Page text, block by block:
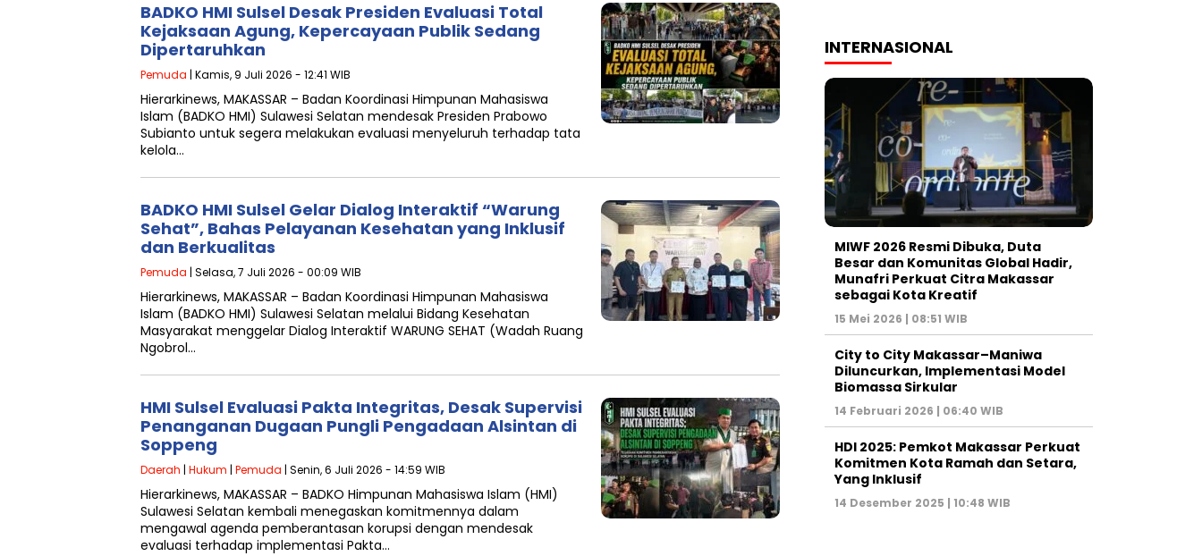
BADKO HMI Sulsel Desak Presiden Evaluasi Total
Kejaksaan Agung, Kepercayaan Publik Sedang
Dipertaruhkan
Pemuda | Kamis, 9 Juli 2026 - 12:41 WIB
Hierarkinews, MAKASSAR – Badan Koordinasi Himpunan Mahasiswa
Islam (BADKO HMI) Sulawesi Selatan mendesak Presiden Prabowo
Subianto untuk segera melakukan evaluasi menyeluruh terhadap tata
kelola…
BADKO HMI Sulsel Gelar Dialog Interaktif “Warung
Sehat”, Bahas Pelayanan Kesehatan yang Inklusif
dan Berkualitas
Pemuda | Selasa, 7 Juli 2026 - 00:09 WIB
Hierarkinews, MAKASSAR – Badan Koordinasi Himpunan Mahasiswa
Islam (BADKO HMI) Sulawesi Selatan melalui Bidang Kesehatan
Masyarakat menggelar Dialog Interaktif WARUNG SEHAT (Wadah Ruang
Ngobrol…
HMI Sulsel Evaluasi Pakta Integritas, Desak Supervisi
Penanganan Dugaan Pungli Pengadaan Alsintan di
Soppeng
Daerah | Hukum | Pemuda | Senin, 6 Juli 2026 - 14:59 WIB
Hierarkinews, MAKASSAR – BADKO Himpunan Mahasiswa Islam (HMI)
Sulawesi Selatan kembali menegaskan komitmennya dalam
mengawal agenda pemberantasan korupsi dengan mendesak
evaluasi terhadap implementasi Pakta…
INTERNASIONAL
MIWF 2026 Resmi Dibuka, Duta
Besar dan Komunitas Global Hadir,
Munafri Perkuat Citra Makassar
sebagai Kota Kreatif
15 Mei 2026 | 08:51 WIB
City to City Makassar–Maniwa
Diluncurkan, Implementasi Model
Biomassa Sirkular
14 Februari 2026 | 06:40 WIB
HDI 2025: Pemkot Makassar Perkuat
Komitmen Kota Ramah dan Setara,
Yang Inklusif
14 Desember 2025 | 10:48 WIB